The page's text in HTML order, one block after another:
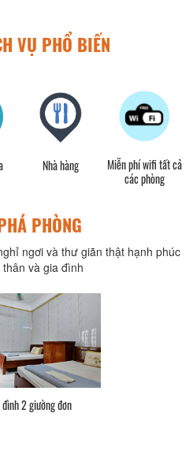
VỤ PHỔ BIẾN
Tivi
PHÒNG
ngơi và thư giãn thật hạnh phúc
và gia đình
giường đơn